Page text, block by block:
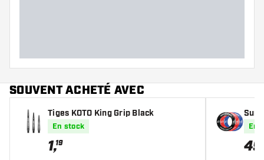
SOUVENT ACHETÉ AVEC
Tiges KOTO King Grip Black
En stock
1,19
En
49